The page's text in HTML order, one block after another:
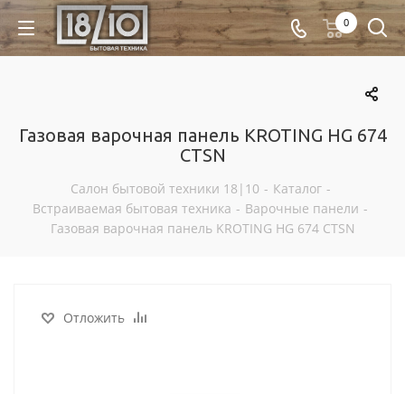
0
Газовая варочная панель KROTING HG 674
CTSN
Салон бытовой техники 18|10 - Каталог -
Встраиваемая бытовая техника - Варочные панели -
Газовая варочная панель KROTING HG 674 CTSN
Отложить